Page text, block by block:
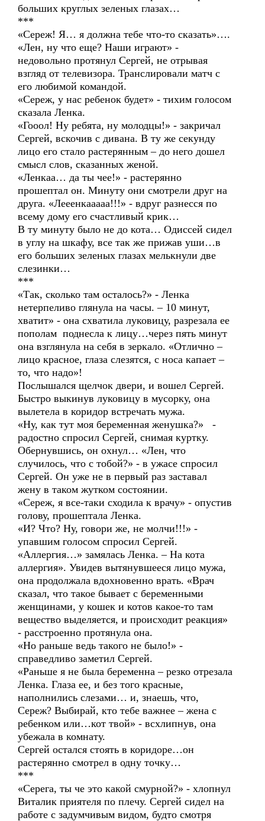
больших круглых зеленых глазах…
***
«Сереж! Я… я должна тебе что-то сказать»….
«Лен, ну что еще? Наши играют» -
недовольно протянул Сергей, не отрывая
взгляд от телевизора. Транслировали матч с
его любимой командой.
«Сереж, у нас ребенок будет» - тихим голосом
сказала Ленка.
«Гооол! Ну ребята, ну молодцы!» - закричал
Сергей, вскочив с дивана. В ту же секунду
лицо его стало растерянным – до него дошел
смысл слов, сказанных женой.
«Ленкаа… да ты чее!» - растерянно
прошептал он. Минуту они смотрели друг на
друга. «Лееенкааааа!!!» - вдруг разнесся по
всему дому его счастливый крик…
В ту минуту было не до кота… Одиссей сидел
в углу на шкафу, все так же прижав уши…в
его больших зеленых глазах мелькнули две
слезинки…
***
«Так, сколько там осталось?» - Ленка
нетерпеливо глянула на часы. – 10 минут,
хватит» - она схватила луковицу, разрезала ее
пополам поднесла к лицу…через пять минут
она взглянула на себя в зеркало. «Отлично –
лицо красное, глаза слезятся, с носа капает –
то, что надо»!
Послышался щелчок двери, и вошел Сергей.
Быстро выкинув луковицу в мусорку, она
вылетела в коридор встречать мужа.
«Ну, как тут моя беременная женушка?» -
радостно спросил Сергей, снимая куртку.
Обернувшись, он охнул… «Лен, что
случилось, что с тобой?» - в ужасе спросил
Сергей. Он уже не в первый раз заставал
жену в таком жутком состоянии.
«Сереж, я все-таки сходила к врачу» - опустив
голову, прошептала Ленка.
«И? Что? Ну, говори же, не молчи!!!» -
упавшим голосом спросил Сергей.
«Аллергия…» замялась Ленка. – На кота
аллергия». Увидев вытянувшееся лицо мужа,
она продолжала вдохновенно врать. «Врач
сказал, что такое бывает с беременными
женщинами, у кошек и котов какое-то там
вещество выделяется, и происходит реакция»
- расстроенно протянула она.
«Но раньше ведь такого не было!» -
справедливо заметил Сергей.
«Раньше я не была беременна – резко отрезала
Ленка. Глаза ее, и без того красные,
наполнились слезами… и, знаешь, что,
Сереж? Выбирай, кто тебе важнее – жена с
ребенком или…кот твой» - всхлипнув, она
убежала в комнату.
Сергей остался стоять в коридоре…он
растерянно смотрел в одну точку…
***
«Серега, ты че это какой смурной?» - хлопнул
Виталик приятеля по плечу. Сергей сидел на
работе с задумчивым видом, будто смотря